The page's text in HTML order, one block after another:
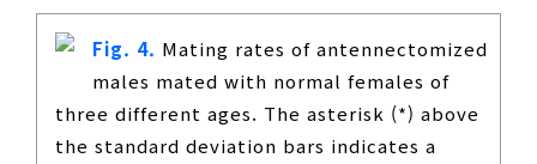
Fig. 4. Mating rates of antennectomized
males mated with normal females of
three different ages. The asterisk (*) above
the standard deviation bars indicates a